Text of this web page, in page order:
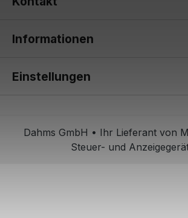
Informationen
Einstellungen
Dahms GmbH • Ihr Lieferant von
Steuer- und